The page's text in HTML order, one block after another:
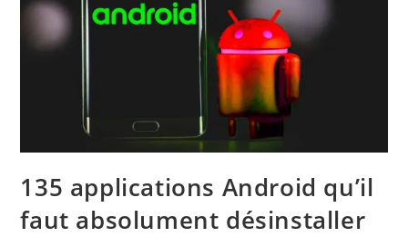
135 applications Android qu’il
faut absolument désinstaller